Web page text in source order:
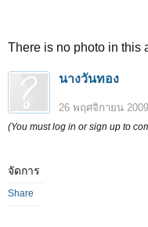
There is no photo in this
นางวันทอง
26 พฤศจิกายน 2009
(You must log in or sign up to
จัดการ
Share